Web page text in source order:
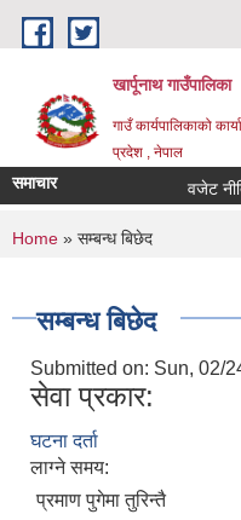
Skip to main content
खार्पूनाथ गाउँपालिका
गाउँ कार्यपालिकाको
प्रदेश , नेपाल
समाचार वजेट नीति
You are here
Home » सम्बन्ध बिछेद
सम्बन्ध बिछेद
Submitted on: Sun, 02/
सेवा प्रकार:
घटना दर्ता
लाग्ने समय:
प्रमाण पुगेमा तुरिन्तै